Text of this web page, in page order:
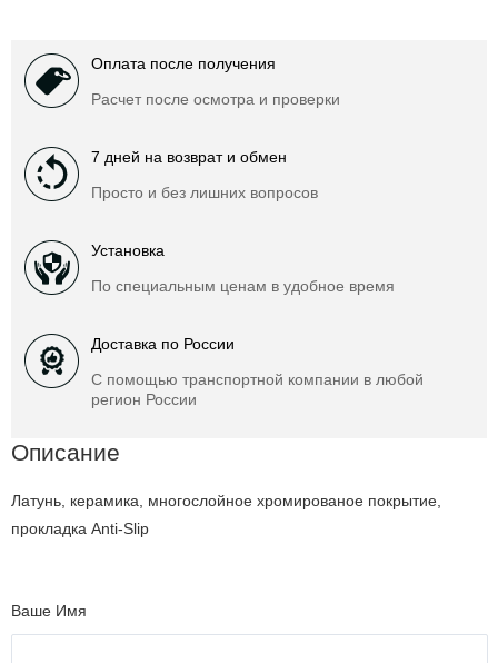
Оплата после получения
Расчет после осмотра и проверки
7 дней на возврат и обмен
Просто и без лишних вопросов
Установка
По специальным ценам в удобное время
Доставка по России
С помощью транспортной компании в любой
регион России
Описание
Латунь, керамика, многослойное хромированое покрытие,
прокладка Anti-Slip
Ваше Имя